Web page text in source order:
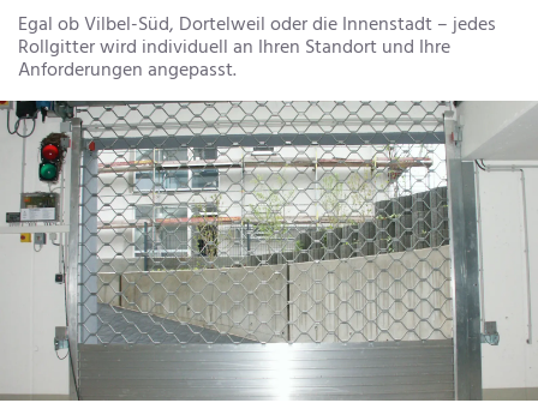
Egal ob Vilbel-Süd, Dortelweil oder die Innenstadt – jedes
Rollgitter wird individuell an Ihren Standort und Ihre
Anforderungen angepasst.